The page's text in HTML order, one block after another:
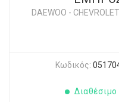
DAEWOO - CHEVROLET
Κωδικός:
Διαθέσιμο